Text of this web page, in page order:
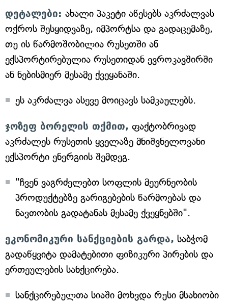
დეტალები: ახალი პაკეტი აწესებს აკრძალვას
ოქროს შესყიდვაზე, იმპორტსა და გადაცემაზე,
თუ ის წარმოშობილია რუსეთში ან
ექსპორტირებულია რუსეთიდან ევროკავშირში
ან ნებისმიერ მესამე ქვეყანაში.
ეს აკრძალვა ასევე მოიცავს სამკაულებს.
ჯოზეფ ბორელის თქმით, ფაქტობრივად
აკრძალეს რუსეთის ყველაზე მნიშვნელოვანი
ექსპორტი ენერგიის შემდეგ.
"ჩვენ ვაგრძელებთ სოფლის მეურნეობის
პროდუქტებზე გარიგებების წარმოებას და
ნავთობის გადატანას მესამე ქვეყნებში".
ეკონომიკური სანქციების გარდა, საბჭომ
გადაწყვიტა დამატებითი ფიზიკური პირების და
ერთეულების სანქცირება.
სანქცირებულთა სიაში მოხვდა რუსი მსახიობი